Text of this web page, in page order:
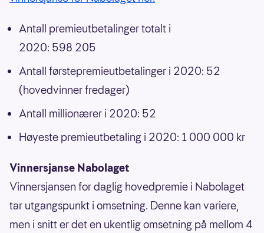
Antall premieutbetalinger totalt i
2020: 598 205
Antall førstepremieutbetalinger i 2020: 52
(hovedvinner fredager)
Antall millionærer i 2020: 52
Høyeste premieutbetaling i 2020: 1 000 000 kr
Vinnersjanse Nabolaget
Vinnersjansen for daglig hovedpremie i Nabolaget
tar utgangspunkt i omsetning. Denne kan variere,
men i snitt er det en ukentlig omsetning på mellom 4